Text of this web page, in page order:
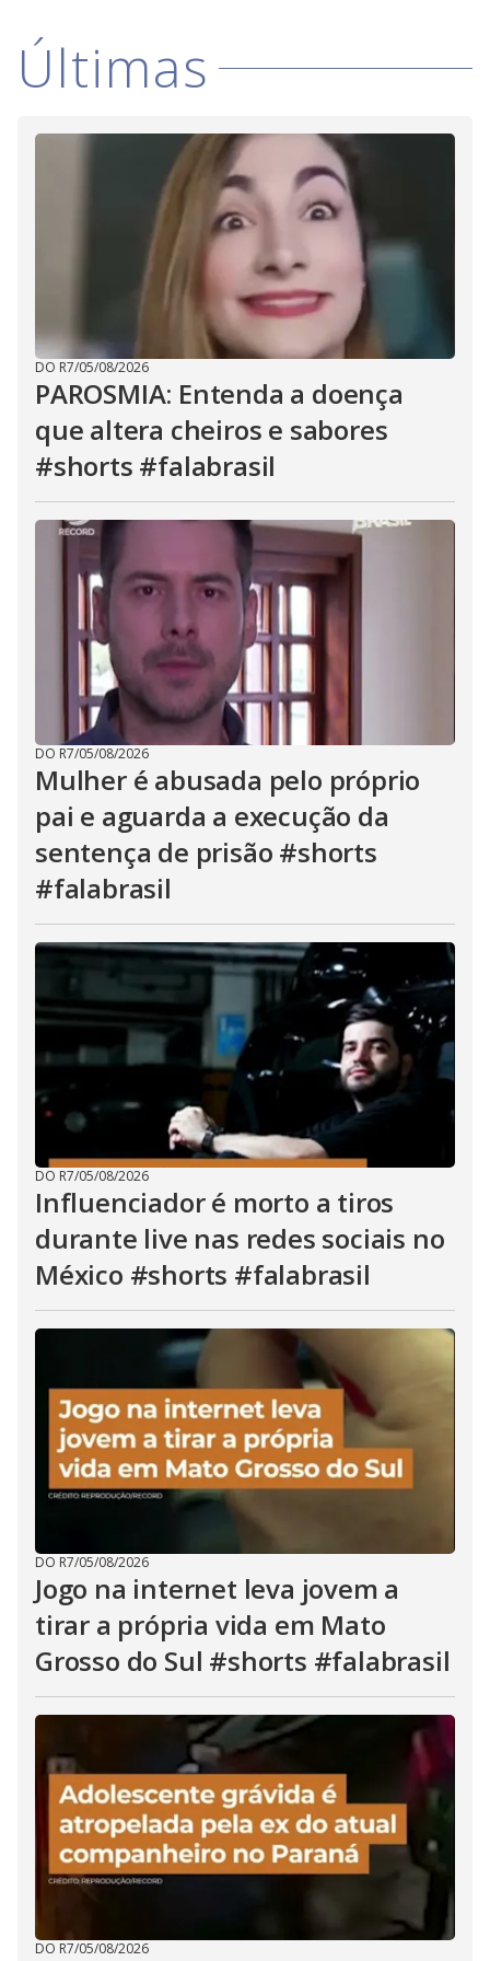
i
d
e
o
Últimas
DO R7/05/08/2026
PAROSMIA: Entenda a doença
que altera cheiros e sabores
#shorts #falabrasil
DO R7/05/08/2026
Mulher é abusada pelo próprio
pai e aguarda a execução da
sentença de prisão #shorts
#falabrasil
DO R7/05/08/2026
Influenciador é morto a tiros
durante live nas redes sociais no
México #shorts #falabrasil
DO R7/05/08/2026
Jogo na internet leva jovem a
tirar a própria vida em Mato
Grosso do Sul #shorts #falabrasil
DO R7/05/08/2026